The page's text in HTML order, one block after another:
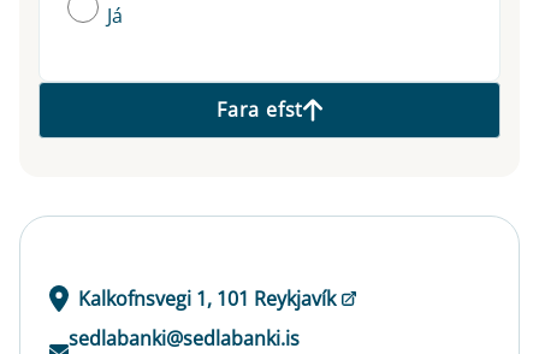
Já
Fara efst
Kalkofnsvegi 1, 101 Reykjavík
sedlabanki@sedlabanki.is